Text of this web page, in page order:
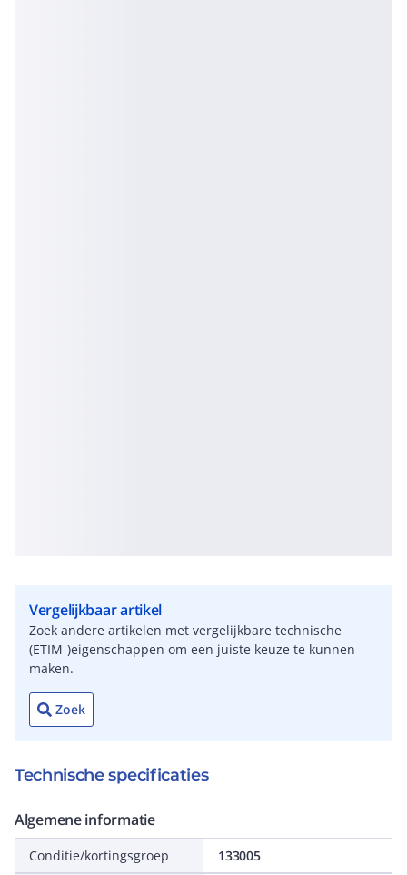
Vergelijkbaar artikel
Zoek andere artikelen met vergelijkbare technische
(ETIM-)eigenschappen om een juiste keuze te kunnen
maken.
Zoek
Technische specificaties
Algemene informatie
Conditie/kortingsgroep 133005